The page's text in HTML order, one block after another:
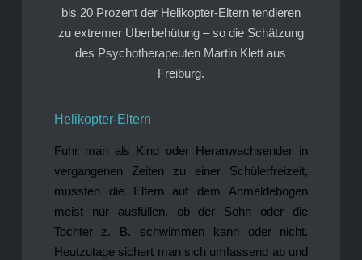
bis 20 Prozent der Helikopter-Eltern tendieren
zu extremer Überbehütung – so die Schätzung
des Psychotherapeuten Martin Klett aus
Freiburg.
Helikopter-Eltern
Fuhr man als Kind oder Heranwachsender in
vergangenen Zeiten zu einer Schülerfreizeit,
mussten die Eltern auf dem Anmeldebogen
meist nur ausfüllen, ob der Sohn oder die
Tochter z. B. schwimmen kann oder nicht.
Heutzutage sichert man sich umfassend ab und